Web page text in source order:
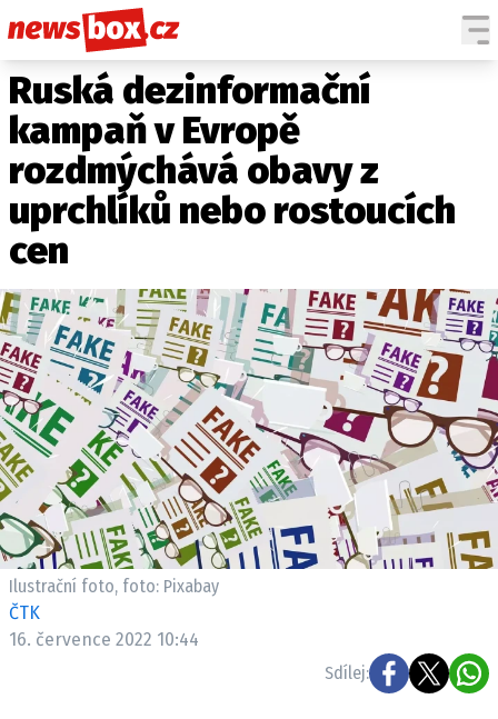
DOMÁCÍ
ZAHRANIČÍ
KRIMI
EKONOMIKA
KULTURA
SPOLEČNOST
SPORT
ČESKÉ CELEBRITY
SLEDUJTE NÁS NA
Máte příběh, fotku nebo video?
Pošlete e-mail na newsbox.cz
ETICKÝ KODEX
Ruská dezinformační
kampaň v Evropě
rozdmýchává obavy z
uprchlíků nebo rostoucích
cen
Ilustrační foto, foto: Pixabay
ČTK
16. července 2022 10:44
Sdílej: